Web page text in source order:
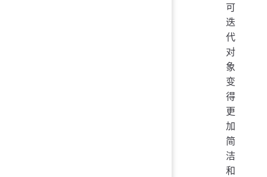
可
迭
代
对
象
变
得
更
加
简
洁
和